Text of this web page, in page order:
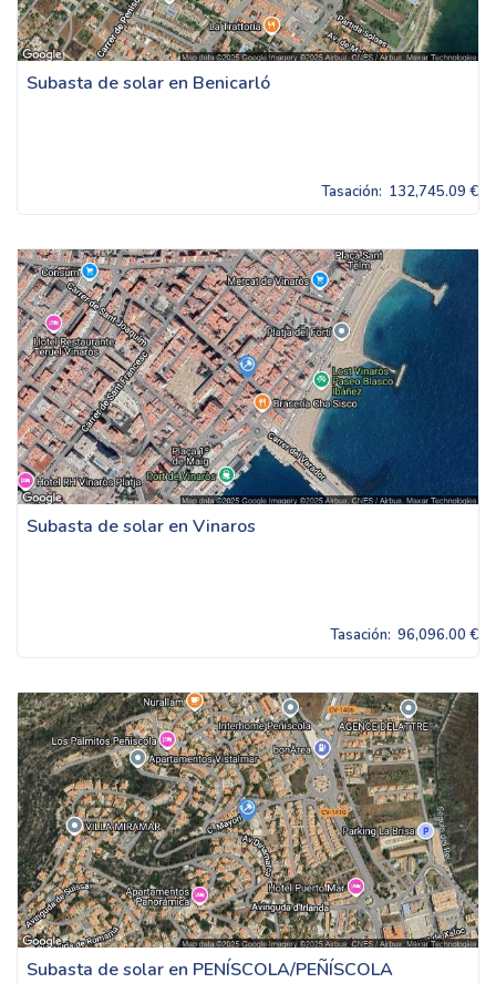
Subasta de solar en Benicarló
Tasación: 132,745.09 €
Subasta de solar en Vinaros
Tasación: 96,096.00 €
Subasta de solar en PENÍSCOLA/PEÑÍSCOLA